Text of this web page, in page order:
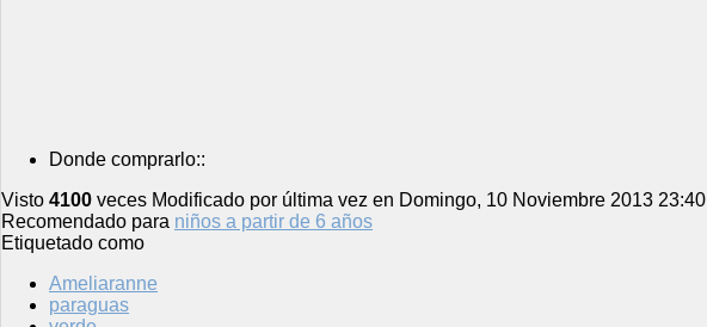
Donde comprarlo::
Visto 4100 veces Modificado por última vez en Domingo, 10 Noviembre 2013 23:40
Recomendado para niños a partir de 6 años
Etiquetado como
Ameliaranne
paraguas